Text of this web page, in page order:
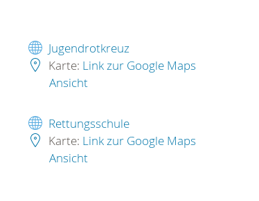
Jugendrotkreuz
Karte: Link zur Google Maps
Ansicht
Rettungsschule
Karte: Link zur Google Maps
Ansicht